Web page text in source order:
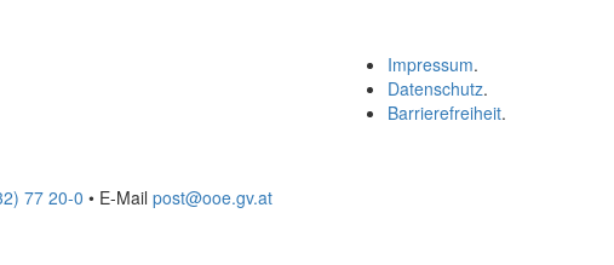
Impressum.
Datenschutz.
Barrierefreiheit.
77 20-0 • E-Mail post@ooe.gv.at